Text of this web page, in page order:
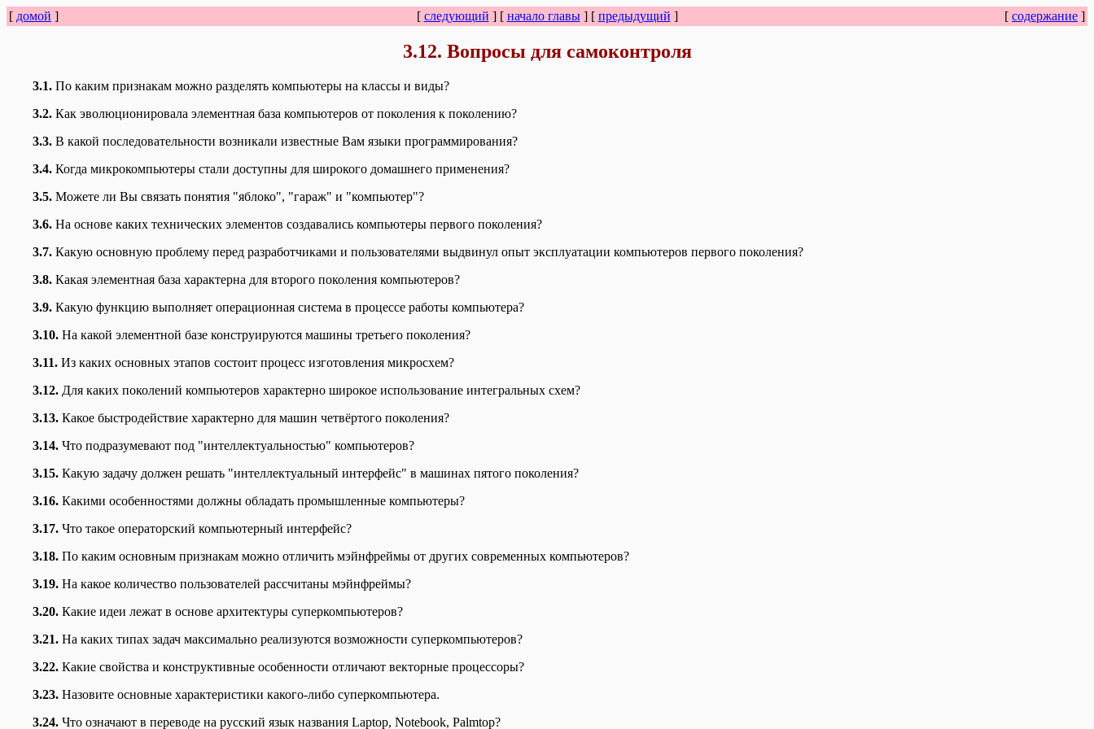
[ домой ] [ следующий ] [ начало главы] [ предыдущий ] [ содержание ]
3.12. Вопросы для самоконтроля
3.1. По каким признакам можно разделять компьютеры на классы и виды?
3.2. Как эволюционировала элементная база компьютеров от поколения к поколению?
3.3. В какой последовательности возникали известные Вам языки программирования?
3.4. Когда микрокомпьютеры стали доступны для широкого домашнего применения?
3.5. Можете ли Вы связать понятия "яблоко", "гараж" и "компьютер"?
3.6. На основе каких технических элементов создавались компьютеры первого поколения?
3.7. Какую основную проблему перед разработчиками и пользователями выдвинул опыт эксплуатации компьютеров первого поколения?
3.8. Какая элементная база характерна для второго поколения компьютеров?
3.9. Какую функцию выполняет операционная система в процессе работы компьютера?
3.10. На какой элементной базе конструируются машины третьего поколения?
3.11. Из каких основных этапов состоит процесс изготовления микросхем?
3.12. Для каких поколений компьютеров характерно широкое использование интегральных схем?
3.13. Какое быстродействие характерно для машин четвёртого поколения?
3.14. Что подразумевают под "интеллектуальностью" компьютеров?
3.15. Какую задачу должен решать "интеллектуальный интерфейс" в машинах пятого поколения?
3.16. Какими особенностями должны обладать промышленные компьютеры?
3.17. Что такое операторский компьютерный интерфейс?
3.18. По каким основным признакам можно отличить мэйнфреймы от других современных компьютеров?
3.19. На какое количество пользователей рассчитаны мэйнфреймы?
3.20. Какие идеи лежат в основе архитектуры суперкомпьютеров?
3.21. На каких типах задач максимально реализуются возможности суперкомпьютеров?
3.22. Какие свойства и конструктивные особенности отличают векторные процессоры?
3.23. Назовите основные характеристики какого-либо суперкомпьютера.
3.24. Что означают в переводе на русский язык названия Laptop, Notebook, Palmtop?